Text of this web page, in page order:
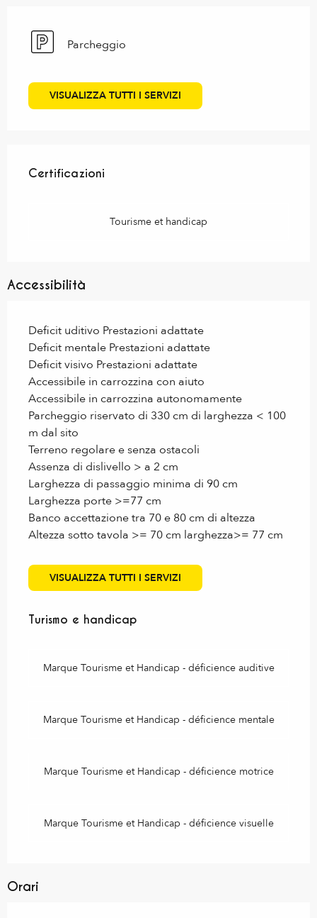
Parcheggio
VISUALIZZA TUTTI I SERVIZI
Certificazioni
Certificazioni
Tourisme et handicap
Accessibilità
Deficit uditivo Prestazioni adattate
Deficit mentale Prestazioni adattate
Deficit visivo Prestazioni adattate
Accessibile in carrozzina con aiuto
Accessibile in carrozzina autonomamente
Parcheggio riservato di 330 cm di larghezza < 100
m dal sito
Terreno regolare e senza ostacoli
Assenza di dislivello > a 2 cm
Larghezza di passaggio minima di 90 cm
Larghezza porte >=77 cm
Banco accettazione tra 70 e 80 cm di altezza
Altezza sotto tavola >= 70 cm larghezza>= 77 cm
VISUALIZZA TUTTI I SERVIZI
Turismo e handicap
Turismo e handicap
Marque Tourisme et Handicap - déficience auditive
Marque Tourisme et Handicap - déficience mentale
Marque Tourisme et Handicap - déficience motrice
Marque Tourisme et Handicap - déficience visuelle
Orari